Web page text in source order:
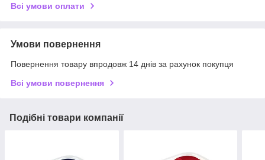
Всі умови оплати
Умови повернення
Повернення товару впродовж 14 днів за рахунок покупця
Всі умови повернення
Подібні товари компанії